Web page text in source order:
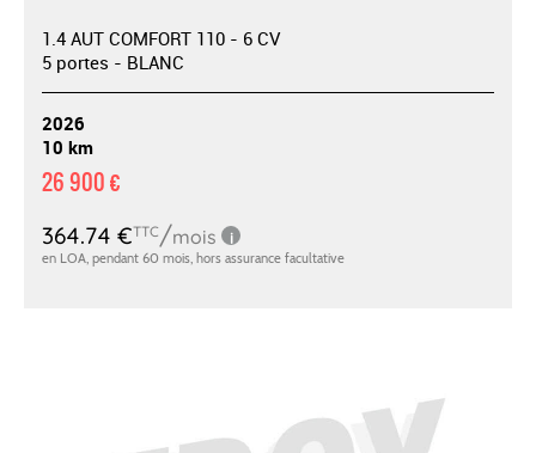
1.4 AUT COMFORT 110 - 6 CV
5 portes - BLANC
2026
10 km
26 900 €